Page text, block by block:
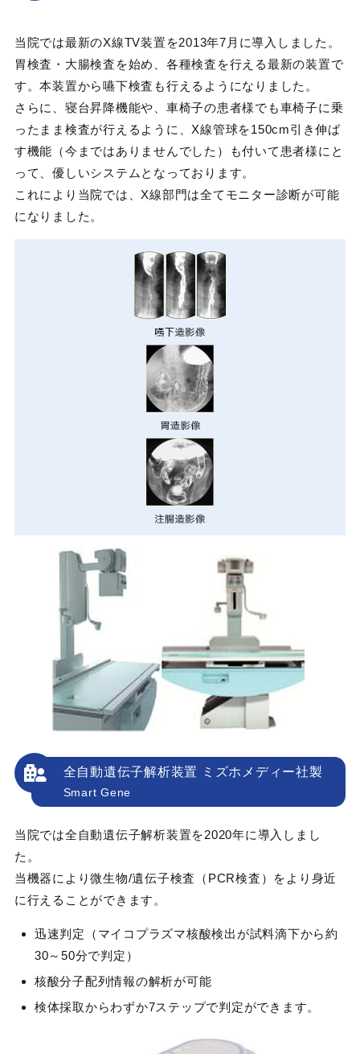
当院では最新のX線TV装置を2013年7月に導入しました。
胃検査・大腸検査を始め、各種検査を行える最新の装置で
す。本装置から嚥下検査も行えるようになりました。
さらに、寝台昇降機能や、車椅子の患者様でも車椅子に乗
ったまま検査が行えるように、X線管球を150cm引き伸ば
す機能（今まではありませんでした）も付いて患者様にと
って、優しいシステムとなっております。
これにより当院では、X線部門は全てモニター診断が可能
になりました。
全自動遺伝子解析装置 ミズホメディー社製
Smart Gene
当院では全自動遺伝子解析装置を2020年に導入しまし
た。
当機器により微生物/遺伝子検査（PCR検査）をより身近
に行えることができます。
迅速判定（マイコプラズマ核酸検出が試料滴下から約
30～50分で判定）
核酸分子配列情報の解析が可能
検体採取からわずか7ステップで判定ができます。